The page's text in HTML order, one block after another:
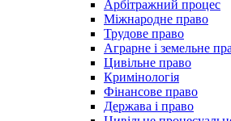
Арбітражний процес
Міжнародне право
Трудове право
Аграрне і земельне
Цивільне право
Кримінологія
Фінансове право
Держава і право